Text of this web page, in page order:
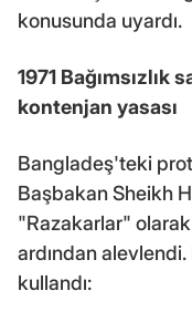
konusunda uyardı.
1971 Bağımsızlık
kontenjan yasası
Bangladeş'teki
Başbakan Sheikh
"Razakarlar" olarak
ardından
kullandı: